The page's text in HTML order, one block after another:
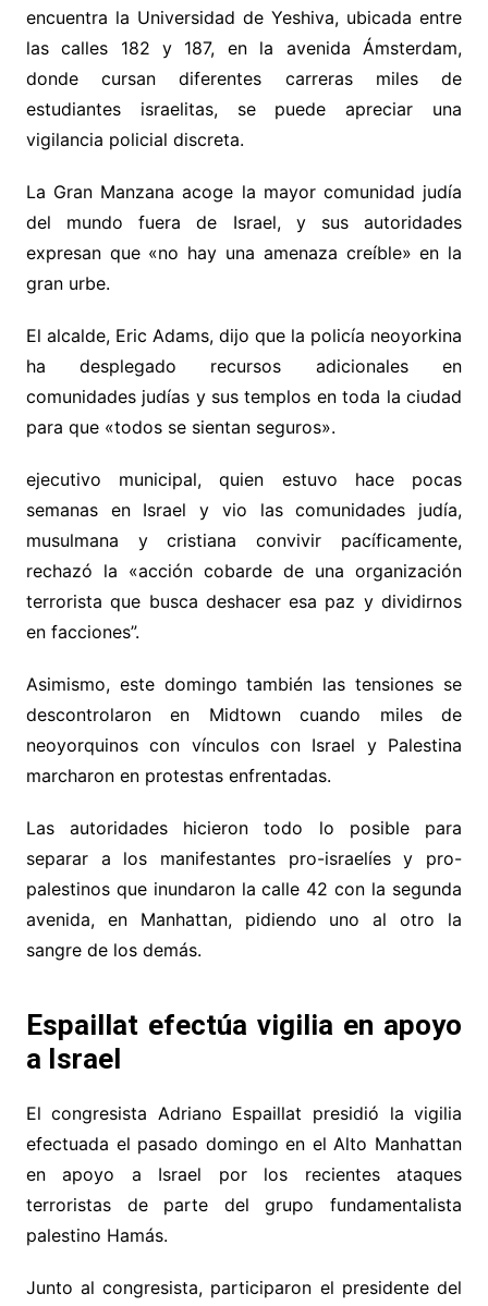
encuentra la Universidad de Yeshiva, ubicada entre
las calles 182 y 187, en la avenida Ámsterdam,
donde cursan diferentes carreras miles de
estudiantes israelitas, se puede apreciar una
vigilancia policial discreta.
La Gran Manzana acoge la mayor comunidad judía
del mundo fuera de Israel, y sus autoridades
expresan que «no hay una amenaza creíble» en la
gran urbe.
El alcalde, Eric Adams, dijo que la policía neoyorkina
ha desplegado recursos adicionales en
comunidades judías y sus templos en toda la ciudad
para que «todos se sientan seguros».
ejecutivo municipal, quien estuvo hace pocas
semanas en Israel y vio las comunidades judía,
musulmana y cristiana convivir pacíficamente,
rechazó la «acción cobarde de una organización
terrorista que busca deshacer esa paz y dividirnos
en facciones”.
Asimismo, este domingo también las tensiones se
descontrolaron en Midtown cuando miles de
neoyorquinos con vínculos con Israel y Palestina
marcharon en protestas enfrentadas.
Las autoridades hicieron todo lo posible para
separar a los manifestantes pro-israelíes y pro-
palestinos que inundaron la calle 42 con la segunda
avenida, en Manhattan, pidiendo uno al otro la
sangre de los demás.
Espaillat efectúa vigilia en apoyo
a Israel
El congresista Adriano Espaillat presidió la vigilia
efectuada el pasado domingo en el Alto Manhattan
en apoyo a Israel por los recientes ataques
terroristas de parte del grupo fundamentalista
palestino Hamás.
Junto al congresista, participaron el presidente del